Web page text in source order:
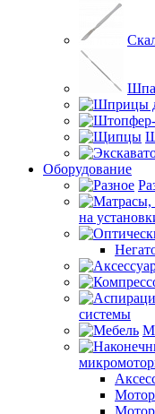
Оборудование
на
системы